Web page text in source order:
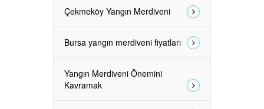
Çekmeköy Yangın Merdiveni
Bursa yangın merdiveni fiyatları
Yangın Merdiveni Önemini
Kavramak